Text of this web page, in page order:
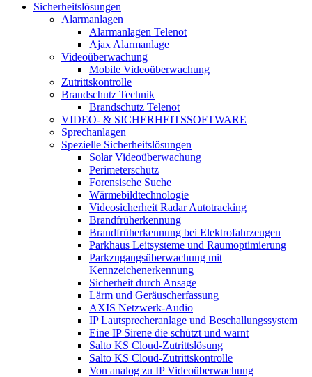
Sicherheitslösungen
Alarmanlagen
Alarmanlagen Telenot
Ajax Alarmanlage
Videoüberwachung
Mobile Videoüberwachung
Zutrittskontrolle
Brandschutz Technik
Brandschutz Telenot
VIDEO- & SICHERHEITSSOFTWARE
Sprechanlagen
Spezielle Sicherheitslösungen
Solar Videoüberwachung
Perimeterschutz
Forensische Suche
Wärmebildtechnologie
Videosicherheit Radar Autotracking​
Brandfrüherkennung
Brandfrüherkennung bei Elektrofahrzeugen
Parkhaus Leitsysteme und Raumoptimierung
Parkzugangsüberwachung mit
Kennzeichenerkennung
Sicherheit durch Ansage
Lärm und Geräuscherfassung
AXIS Netzwerk-Audio
IP Lautsprecheranlage und Beschallungssystem
Eine IP Sirene die schützt und warnt
Salto KS Cloud-Zutrittslösung
Salto KS Cloud-Zutrittskontrolle
Von analog zu IP Videoüberwachung